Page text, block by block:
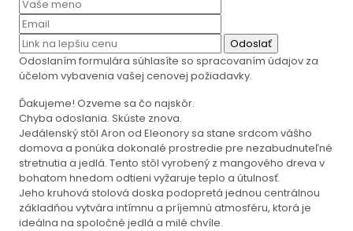
Odoslať
Odoslaním formulára súhlasíte so spracovaním údajov za
účelom vybavenia vašej cenovej požiadavky.
Ďakujeme! Ozveme sa čo najskôr.
Chyba odoslania. Skúste znova.
Jedálenský stôl Aron od Eleonory sa stane srdcom vášho
domova a ponúka dokonalé prostredie pre nezabudnuteľné
stretnutia a jedlá. Tento stôl vyrobený z mangového dreva v
bohatom hnedom odtieni vyžaruje teplo a útulnosť.
Jeho kruhová stolová doska podopretá jednou centrálnou
základňou vytvára intímnu a príjemnú atmosféru, ktorá je
ideálna na spoločné jedlá a milé chvíle.